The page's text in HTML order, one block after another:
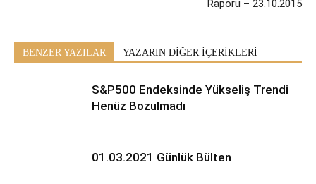
Raporu – 23.10.2015
BENZER YAZILAR YAZARIN DİĞER İÇERİKLERİ
S&P500 Endeksinde Yükseliş Trendi
Henüz Bozulmadı
01.03.2021 Günlük Bülten